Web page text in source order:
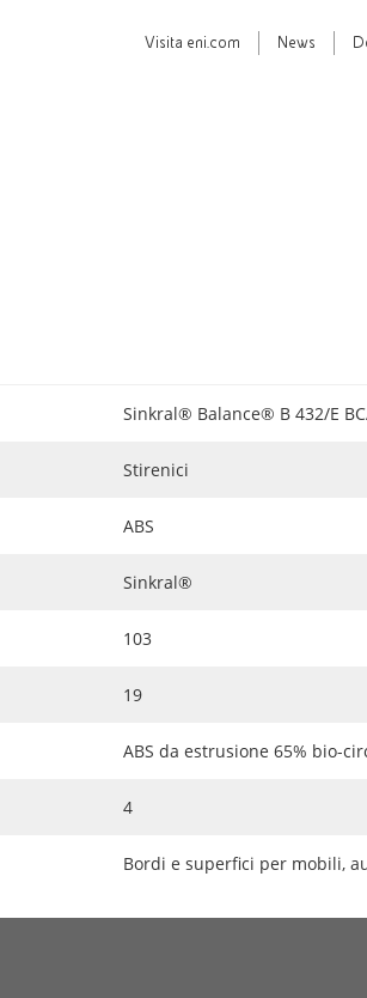
Visita eni.com News
Sinkral® Balance® B 432/E
Stirenici
ABS
Sinkral®
103
19
ABS da estrusione 65% bio-
4
Bordi e superfici per mobili,